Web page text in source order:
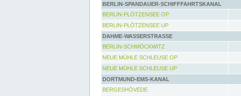
BERLIN-SPANDAUER-SCHIFFFAHRTSKANAL
BERLIN-PLÖTZENSEE OP
BERLIN-PLÖTZENSEE UP
DAHME-WASSERSTRASSE
BERLIN-SCHMÖCKWITZ
NEUE MÜHLE SCHLEUSE OP
NEUE MÜHLE SCHLEUSE UP
DORTMUND-EMS-KANAL
BERGESHÖVEDE